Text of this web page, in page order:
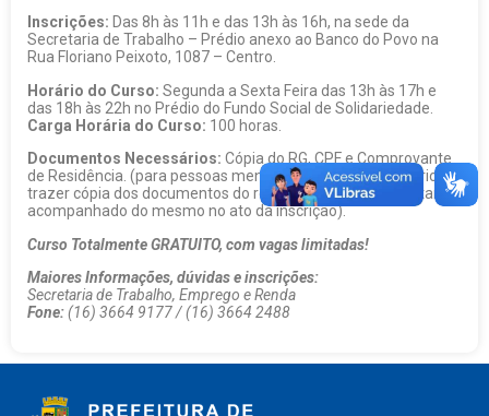
Inscrições: Das 8h às 11h e das 13h às 16h, na sede da
Secretaria de Trabalho – Prédio anexo ao Banco do Povo na
Rua Floriano Peixoto, 1087 – Centro.
Horário do Curso: Segunda a Sexta Feira das 13h às 17h e
das 18h às 22h no Prédio do Fundo Social de Solidariedade.
Carga Horária do Curso: 100 horas.
Documentos Necessários: Cópia do RG, CPF e Comprovante
de Residência. (para pessoas menores de idade, necessário
trazer cópia dos documentos do responsável, além de estar
acompanhado do mesmo no ato da inscrição).
Curso Totalmente GRATUITO, com vagas limitadas!
Maiores Informações, dúvidas e inscrições:
Secretaria de Trabalho, Emprego e Renda
Fone:(16) 3664 9177 / (16) 3664 2488